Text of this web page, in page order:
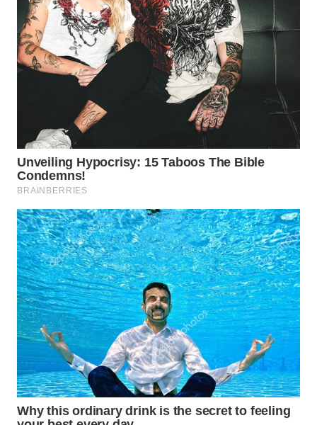
KARO
WN
SIMALUNGUN
LABUHANBATU
WN
TAPANULI
TENGAH
WN DELI
SERDANG
WN
TEBING
TINGGI
WN
PAKPAK
WN
KARAWANG